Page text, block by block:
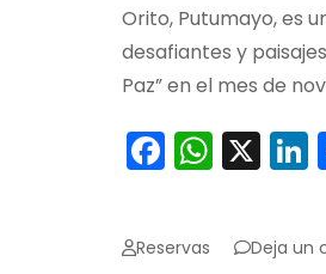
Orito, Putumayo, es
desafiantes y
Paz” en el mes de
X
Reservas Deja un